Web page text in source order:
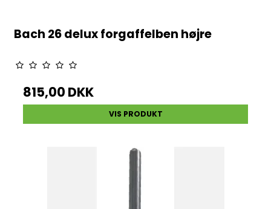
Bach 26 delux forgaffelben højre
815,00 DKK
VIS PRODUKT